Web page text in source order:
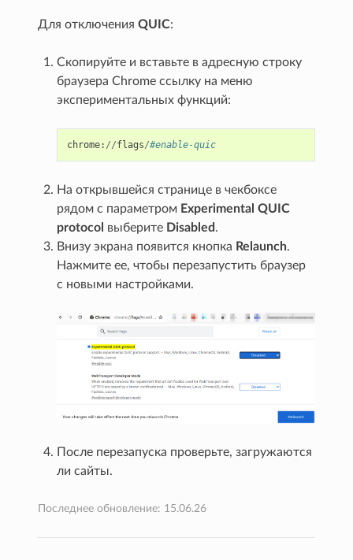
Для отключенияQUIC:
Скопируйте и вставьте в адресную строку
браузера Chrome ссылку на меню
экспериментальных функций:
chrome: //flags/#enable-quic
На открывшейся странице в чекбоксе
рядом с параметром Experimental QUIC
protocol выберите Disabled .
Внизу экрана появится кнопка Relaunch.
Нажмите ее, чтобы перезапустить браузер
с новыми настройками.
После перезапуска проверьте, загружаются
ли сайты.
Последнее обновление: 15.06.26